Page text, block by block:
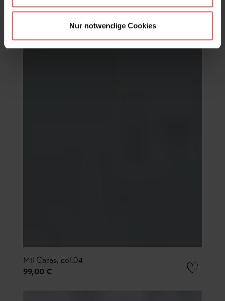
Nur notwendige Cookies
99,00 €
Mil Caras, col.04
99,00 €